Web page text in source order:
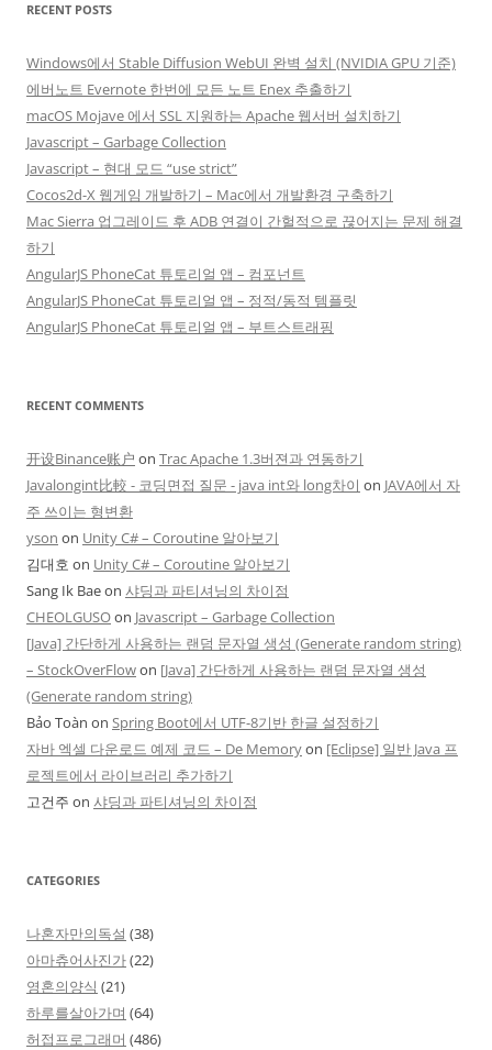
RECENT POSTS
Windows에서 Stable Diffusion WebUI 완벽 설치 (NVIDIA GPU 기준)
에버노트 Evernote 한번에 모든 노트 Enex 추출하기
macOS Mojave 에서 SSL 지원하는 Apache 웹서버 설치하기
Javascript – Garbage Collection
Javascript – 현대 모드 “use strict”
Cocos2d-X 웹게임 개발하기 – Mac에서 개발환경 구축하기
Mac Sierra 업그레이드 후 ADB 연결이 간헐적으로 끊어지는 문제 해결
하기
AngularJS PhoneCat 튜토리얼 앱 – 컴포넌트
AngularJS PhoneCat 튜토리얼 앱 – 정적/동적 템플릿
AngularJS PhoneCat 튜토리얼 앱 – 부트스트래핑
RECENT COMMENTS
开设Binance账户 on Trac Apache 1.3버젼과 연동하기
Javalongint比較 - 코딩면접 질문 - java int와 long차이 on JAVA에서 자
주 쓰이는 형변환
yson on Unity C# – Coroutine 알아보기
김대호 on Unity C# – Coroutine 알아보기
Sang Ik Baeon 샤딩과 파티셔닝의 차이점
CHEOLGUSOon Javascript – Garbage Collection
[Java] 간단하게 사용하는 랜덤 문자열 생성 (Generate random string)
– StockOverFlowon [Java] 간단하게 사용하는 랜덤 문자열 생성
(Generate random string)
Bảo Toàn on Spring Boot에서 UTF-8기반 한글 설정하기
자바 엑셀 다운로드 예제 코드 – De Memoryon [Eclipse] 일반 Java 프
로젝트에서 라이브러리 추가하기
고건주 on 샤딩과 파티셔닝의 차이점
CATEGORIES
나혼자만의독설 (38)
아마츄어사진가(22)
영혼의양식 (21)
하루를살아가며 (64)
허접프로그래머 (486)